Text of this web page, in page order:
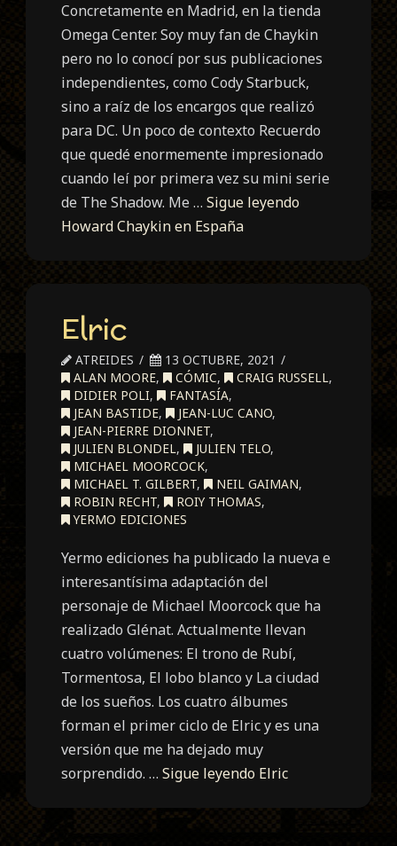
Concretamente en Madrid, en la tienda
Omega Center. Soy muy fan de Chaykin
pero no lo conocí por sus publicaciones
independientes, como Cody Starbuck,
sino a raíz de los encargos que realizó
para DC. Un poco de contexto Recuerdo
que quedé enormemente impresionado
cuando leí por primera vez su mini serie
de The Shadow. Me …Sigue leyendo
Howard Chaykin en España
Elric
ATREIDES
13 OCTUBRE, 2021
ALAN MOORE, CÓMIC, CRAIG RUSSELL,
DIDIER POLI, FANTASÍA,
JEAN BASTIDE, JEAN-LUC CANO,
JEAN-PIERRE DIONNET,
JULIEN BLONDEL, JULIEN TELO,
MICHAEL MOORCOCK,
MICHAEL T. GILBERT, NEIL GAIMAN,
ROBIN RECHT, ROIY THOMAS,
YERMO EDICIONES
Yermo ediciones ha publicado la nueva e
interesantísima adaptación del
personaje de Michael Moorcock que ha
realizado Glénat. Actualmente llevan
cuatro volúmenes: El trono de Rubí,
Tormentosa, El lobo blanco y La ciudad
de los sueños. Los cuatro álbumes
forman el primer ciclo de Elric y es una
versión que me ha dejado muy
sorprendido. …Sigue leyendo Elric